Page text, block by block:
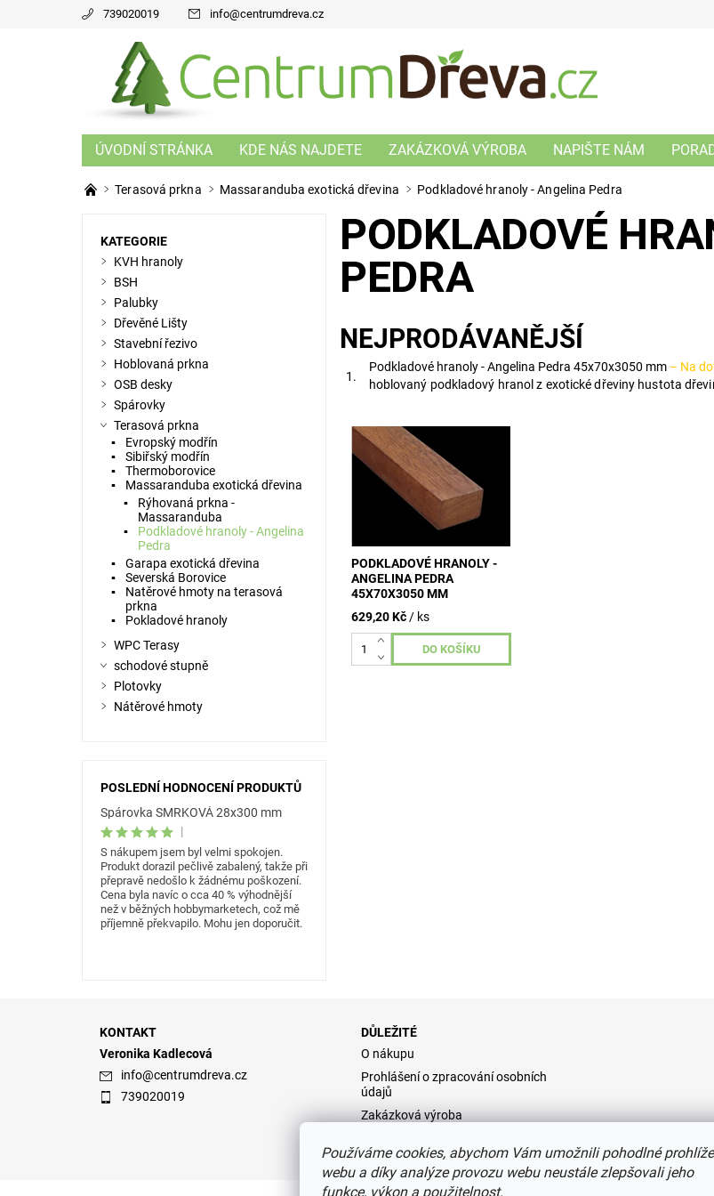
739020019 info@centrumdreva.cz
ÚVODNÍ STRÁNKA KDE NÁS NAJDETE ZAKÁZKOVÁ VÝROBA NAPIŠTE NÁM
Terasová prkna Massaranduba exotická dřevina Podkladové hranoly - Angelina Pedra
PODKLADOVÉ
PEDRA
NEJPRODÁVANĚJŠÍ
1.
Podkladové hranoly - Angelina Pedra 45x70x3050 mm – Na
hoblovaný podkladový hranol z exotické dřeviny hustota
hoblovaný podkladový
hranol z exotické dřeviny
hustota dřeviny 850 - 960
kg/m3 rozměry 45x70x3050
mm 151,- Kč/bm s dph
PODKLADOVÉ HRANOLY -
ANGELINA PEDRA
45X70X3050 MM
629,20 Kč / ks
KATEGORIE
KVH hranoly
BSH
Palubky
Dřevěné Lišty
Stavební řezivo
Hoblovaná prkna
OSB desky
Spárovky
Terasová prkna
Evropský modřín
Sibiřský modřín
Thermoborovice
Massaranduba exotická dřevina
Rýhovaná prkna -
Massaranduba
Podkladové hranoly - Angelina
Pedra
Garapa exotická dřevina
Severská Borovice
Natěrové hmoty na terasová
prkna
Pokladové hranoly
WPC Terasy
schodové stupně
Plotovky
Nátěrové hmoty
POSLEDNÍ HODNOCENÍ PRODUKTŮ
Spárovka SMRKOVÁ 28x300 mm
|
S nákupem jsem byl velmi spokojen.
Produkt dorazil pečlivě zabalený, takže při
přepravě nedošlo k žádnému poškození.
Cena byla navíc o cca 40 % výhodnější
než v běžných hobbymarketech, což mě
příjemně překvapilo. Mohu jen doporučit.
KONTAKT
Veronika Kadlecová
info@centrumdreva.cz
739020019
DŮLEŽITÉ
O nákupu
Prohlášení o zpracování osobních
údajů
Zakázková výroba
Používáme cookies, abychom Vám umožnili pohodlné
webu a díky analýze provozu webu neustále zlepšovali jeho
funkce, výkon a použitelnost.